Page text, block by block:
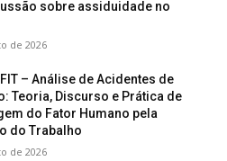
sobre assiduidade no
de 2026
– Análise de Acidentes de
Teoria, Discurso e Prática de
do Fator Humano pela
do Trabalho
de 2026